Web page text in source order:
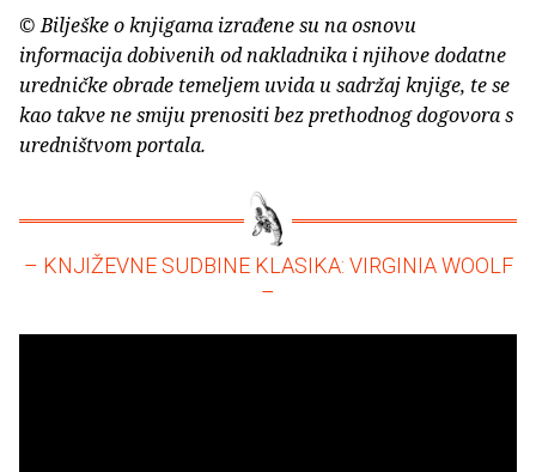
© Bilješke o knjigama izrađene su na osnovu
informacija dobivenih od nakladnika i njihove dodatne
uredničke obrade temeljem uvida u sadržaj knjige, te se
kao takve ne smiju prenositi bez prethodnog dogovora s
uredništvom portala.
– KNJIŽEVNE SUDBINE KLASIKA: VIRGINIA WOOLF
–